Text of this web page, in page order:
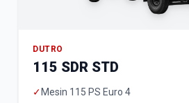
DUTRO
115 SDR STD
✓ Mesin 115 PS Euro 4